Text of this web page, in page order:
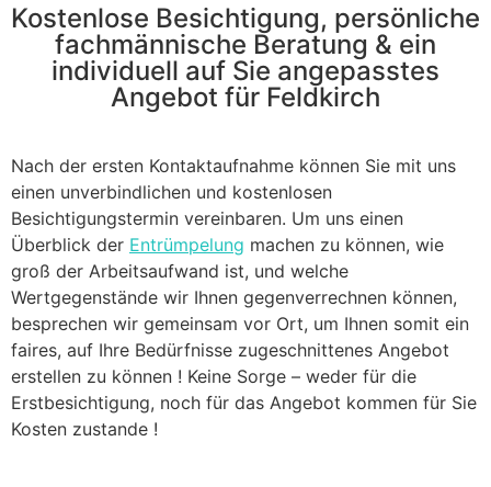
Kostenlose Besichtigung, persönliche
fachmännische Beratung & ein
individuell auf Sie angepasstes
Angebot für Feldkirch
Nach der ersten Kontaktaufnahme können Sie mit uns
einen unverbindlichen und kostenlosen
Besichtigungstermin vereinbaren. Um uns einen
Überblick der Entrümpelung machen zu können, wie
groß der Arbeitsaufwand ist, und welche
Wertgegenstände wir Ihnen gegenverrechnen können,
besprechen wir gemeinsam vor Ort, um Ihnen somit ein
faires, auf Ihre Bedürfnisse zugeschnittenes Angebot
erstellen zu können ! Keine Sorge – weder für die
Erstbesichtigung, noch für das Angebot kommen für Sie
Kosten zustande !